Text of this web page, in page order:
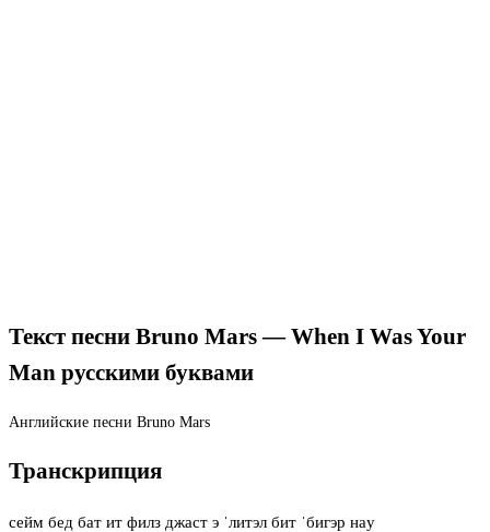
Текст песни Bruno Mars — When I Was Your
Man русскими буквами
Английские песни Bruno Mars
Транскрипция
сейм бед бат ит филз джаст э ˈлитэл бит ˈбигэр нaу